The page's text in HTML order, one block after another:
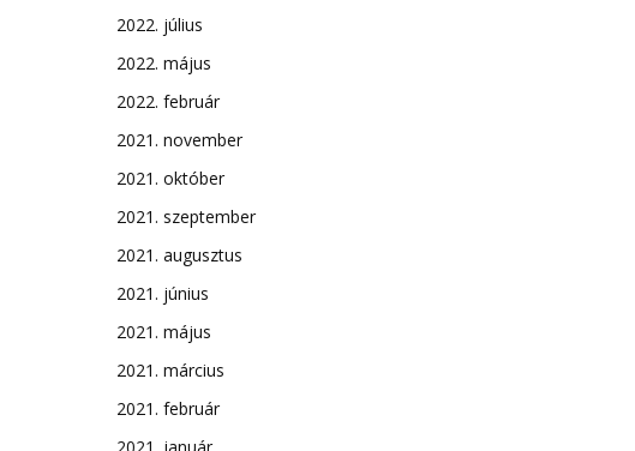
2022. július
2022. május
2022. február
2021. november
2021. október
2021. szeptember
2021. augusztus
2021. június
2021. május
2021. március
2021. február